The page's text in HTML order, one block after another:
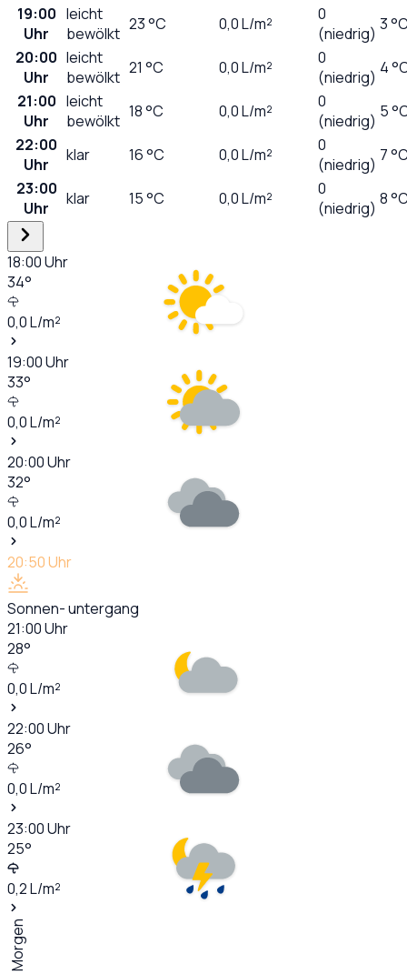
19:00
Uhr
leicht
bewölkt 23°C 0,0L/m²
0
(niedrig) 3
20:00
Uhr
leicht
bewölkt 21 °C 0,0L/m²
0
(niedrig) 4
21:00
Uhr
leicht
bewölkt 18°C 0,0L/m²
0
(niedrig) 5
22:00
Uhr
klar 16°C 0,0L/m²
0
(niedrig) 7
23:00
Uhr
klar 15°C 0,0L/m²
0
(niedrig) 8
18:00Uhr
34°
0,0L/m²
19:00Uhr
33°
0,0L/m²
20:00Uhr
32°
0,0L/m²
20:50Uhr
Sonnen- untergang
21:00Uhr
28°
0,0L/m²
22:00Uhr
26°
0,0L/m²
23:00Uhr
25°
0,2L/m²
Morgen